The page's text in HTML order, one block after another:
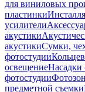
для виниловых
пластинки
усилители
акустики
акустикиСумки,
фотостудии
освещениеНасадки
фотостудии
предметной съемки